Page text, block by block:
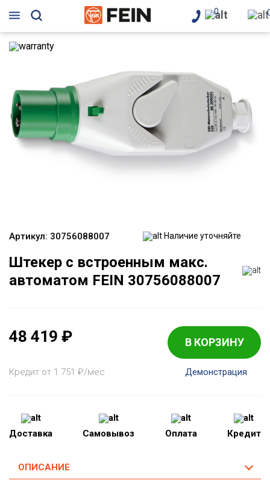
0
Артикул: 30756088007 Наличие уточняйте
Штекер с встроенным макс.
автоматом FEIN 30756088007
48 419 ₽ В КОРЗИНУ
Кредит от 1 751 ₽/мес Демонстрация
Доставка Самовывоз Оплата Кредит
ОПИСАНИЕ